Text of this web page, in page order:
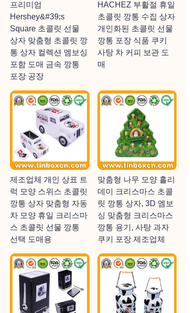
프리미엄
Hershey&#39;s
Square 초콜릿 선물
상자 맞춤형 초콜릿 깡
통 상자 컬렉션 엠보싱
포함 도매 금속 깡통
포장 공장
HACHEZ 부활절 휴일
초콜릿 깡통 수집 상자
개인화된 초콜릿 선물
깡통 포장 식품 쿠키
사탕 차 커피 보관 도
매
제조업체 개인 상표 트
럭 모양 스위스 초콜릿
깡통 상자 맞춤형 자동
차 모양 휴일 크리스마
스 초콜릿 선물 깡통
선택 도매용
맞춤형 나무 모양 홀리
데이 크리스마스 초콜
릿 깡통 상자, 3D 엠보
싱 맞춤형 크리스마스
깡통 용기, 사탕 과자
쿠키 포장 제조업체